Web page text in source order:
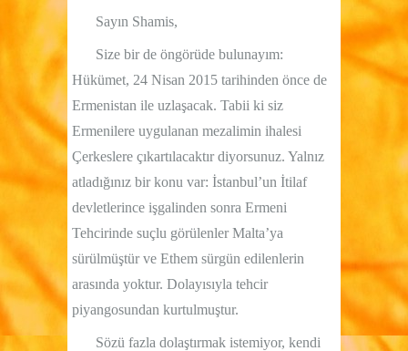
Sayın Shamis,
Size bir de öngörüde bulunayım:
Hükümet, 24 Nisan 2015 tarihinden önce de
Ermenistan ile uzlaşacak. Tabii ki siz
Ermenilere uygulanan mezalimin ihalesi
Çerkeslere çıkartılacaktır diyorsunuz. Yalnız
atladığınız bir konu var: İstanbul’un İtilaf
devletlerince işgalinden sonra Ermeni
Tehcirinde suçlu görülenler Malta’ya
sürülmüştür ve Ethem sürgün edilenlerin
arasında yoktur. Dolayısıyla tehcir
piyangosundan kurtulmuştur.
Sözü fazla dolaştırmak istemiyor, kendi